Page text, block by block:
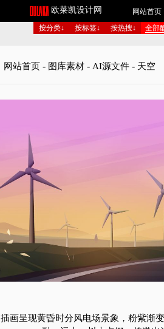
欧莱凯设计网 网站首页
按分类↓
按标签↓ 按热搜↓ 全部
网站首页- 图库素材- AI源文件- 天空
插画呈现黄昏时分风电场景象，粉紫渐